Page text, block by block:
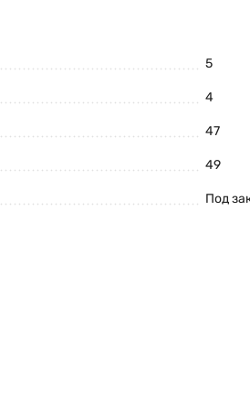
5
4
47
49
Под